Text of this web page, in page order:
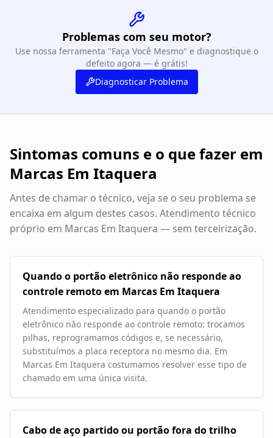
Problemas com seu motor?
Use nossa ferramenta "Faça Você Mesmo" e diagnostique o
defeito agora — é grátis!
Diagnosticar Problema
Sintomas comuns e o que fazer em
Marcas Em Itaquera
Antes de chamar o técnico, veja se o seu problema se
encaixa em algum destes casos. Atendimento técnico
próprio em Marcas Em Itaquera — sem terceirização.
Quando o portão eletrônico não responde ao
controle remoto em Marcas Em Itaquera
Atendimento especializado para quando o portão
eletrônico não responde ao controle remoto: trocamos
pilhas, reprogramamos códigos e, se necessário,
substituímos a placa receptora no mesmo dia. Em
Marcas Em Itaquera costumamos resolver esse tipo de
chamado em uma única visita.
Cabo de aço partido ou portão fora do trilho